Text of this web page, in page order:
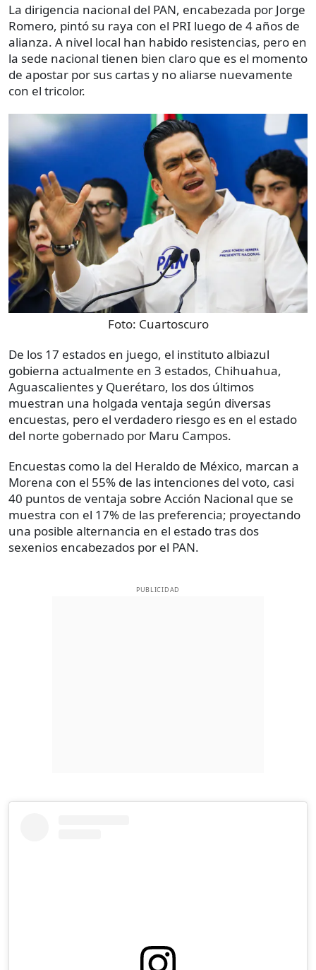
La dirigencia nacional del PAN, encabezada por Jorge
Romero, pintó su raya con el PRI luego de 4 años de
alianza. A nivel local han habido resistencias, pero en
la sede nacional tienen bien claro que es el momento
de apostar por sus cartas y no aliarse nuevamente
con el tricolor.
Foto: Cuartoscuro
De los 17 estados en juego, el instituto albiazul
gobierna actualmente en 3 estados, Chihuahua,
Aguascalientes y Querétaro, los dos últimos
muestran una holgada ventaja según diversas
encuestas, pero el verdadero riesgo es en el estado
del norte gobernado por Maru Campos.
Encuestas como la del Heraldo de México, marcan a
Morena con el 55% de las intenciones del voto, casi
40 puntos de ventaja sobre Acción Nacional que se
muestra con el 17% de las preferencia; proyectando
una posible alternancia en el estado tras dos
sexenios encabezados por el PAN.
PUBLICIDAD